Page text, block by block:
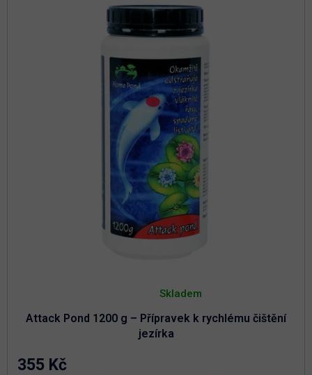
Attack Pond 1200 g – Přípravek k rychlému čištění
jezírka
hodnocení
5,0
Skladem
355 Kč